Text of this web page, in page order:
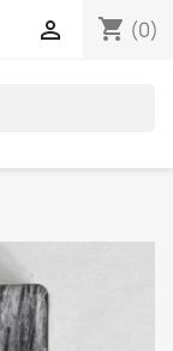
shopping_cart (0)
